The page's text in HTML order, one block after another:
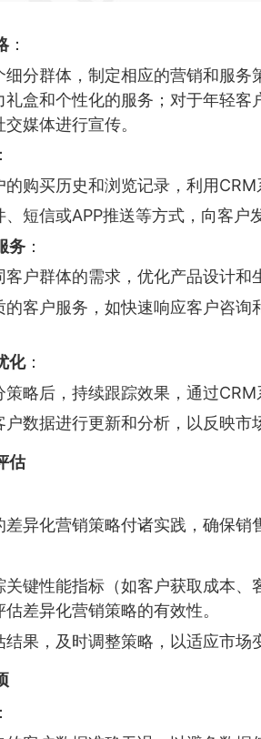
：
细分群体，制定相应的营销和服
礼盒和个性化的服务；对于年轻客
媒体进行宣传。
：
的购买历史和浏览记录，利用
、短信或APP推送等方式，向客户
务 ：
客户群体的需求，优化产品设计和
的客户服务，如快速响应客户咨
化：
策略后，持续跟踪效果，通过CRM
户数据进行更新和分析，以反映市
估
差异化营销策略付诸实践，确保销
关键性能指标（如客户获取成本
差异化营销策略的有效性。
结果，及时调整策略，以适应市场
：